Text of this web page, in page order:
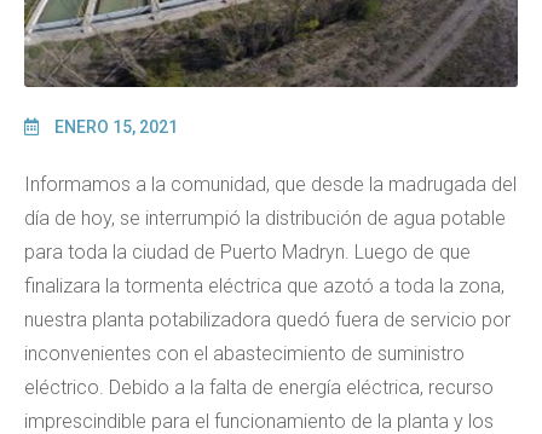
ENERO 15, 2021
Informamos a la comunidad, que desde la madrugada del
día de hoy, se interrumpió la distribución de agua potable
para toda la ciudad de Puerto Madryn. Luego de que
finalizara la tormenta eléctrica que azotó a toda la zona,
nuestra planta potabilizadora quedó fuera de servicio por
inconvenientes con el abastecimiento de suministro
eléctrico. Debido a la falta de energía eléctrica, recurso
imprescindible para el funcionamiento de la planta y los